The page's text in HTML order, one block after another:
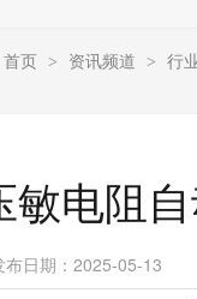
首页 > 资讯频道 > 行
敏电阻
布日期：2025-05-13